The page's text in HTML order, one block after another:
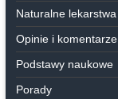
Naturalne lekarstwa
Opinie i komentarze
Podstawy naukowe
Porady